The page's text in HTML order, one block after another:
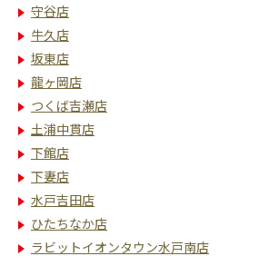
守谷店
牛久店
坂東店
龍ヶ岡店
つくば吉瀬店
土浦中貫店
下館店
下妻店
水戸吉田店
ひたちなか店
ラビットイオンタウン水戸南店